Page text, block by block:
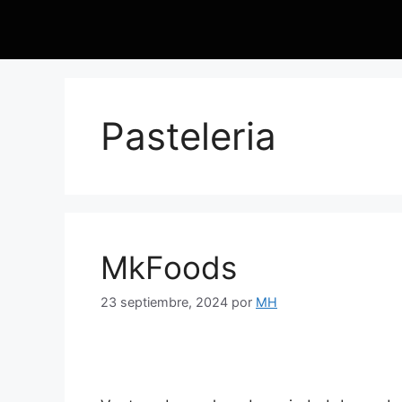
Pasteleria
MkFoods
23 septiembre, 2024 por MH